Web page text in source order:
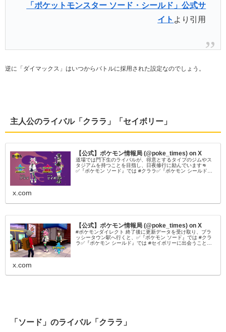
「ポケットモンスター ソード・シールド」公式サ
イト より引用
逆に「ダイマックス」はいつからバトルに採用された設定なのでしょう。
主人公のライバル「クララ」「セイボリー」
【公式】ポケモン情報局 (@poke_times) on X
道場では門下生のライバルが、得意とするタイプのジムやス
タジアムを持つことを目指し、日夜修行に励んでいます👊
✅『ポケモン ソード』では #クララ✅『ポケモン シールド』
x.com
【公式】ポケモン情報局 (@poke_times) on X
#ポケモンダイレクト 終了後に更新データを受け取り、ブラ
ッシータウン駅へ行くと、✅『ポケモン ソード』では #クラ
ラ✅『ポケモン シールド』では #セイボリーに出会うことが
x.com
「ソード」のライバル「クララ」